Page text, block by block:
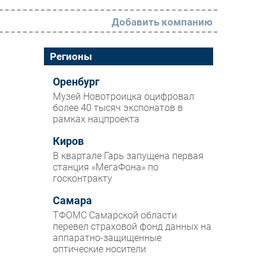
РАЗДЕЛЫ
Новости
Аналитика
Интервью
Мероприятия
Проекты
IT класс
Тестовый стенд
Каталог компаний
Добавить компанию
Регионы
Оренбург
Музей Новотроицка оцифровал
более 40 тысяч экспонатов в
рамках нацпроекта
Киров
В квартале Гарь запущена первая
станция «МегаФона» по
госконтракту
Самара
ТФОМС Самарской области
перевел страховой фонд данных на
аппаратно-защищенные
оптические носители